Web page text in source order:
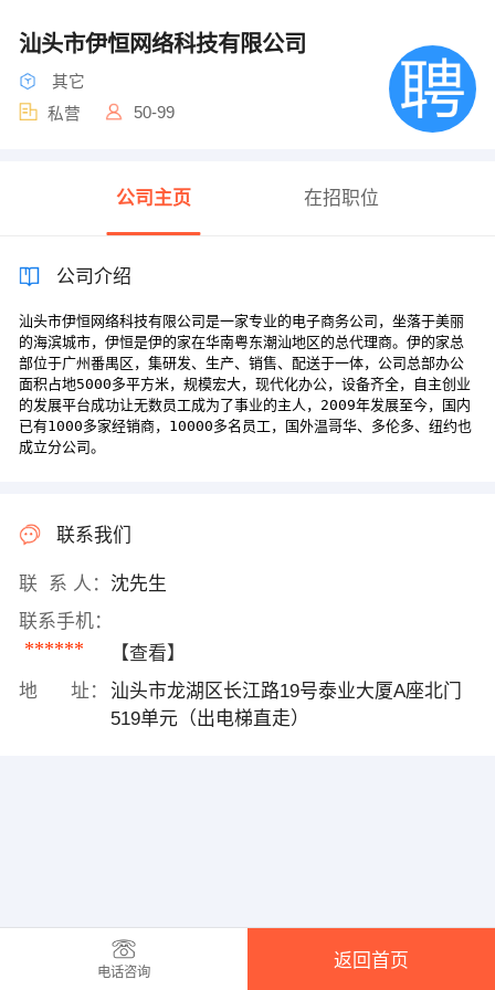
汕头市伊恒网络科技有限公司
其它
私营
50-99
公司主页 在招职位
公司介绍
汕头市伊恒网络科技有限公司是一家专业的电子商务公司，坐落于美丽
的海滨城市，伊恒是伊的家在华南粤东潮汕地区的总代理商。伊的家总
部位于广州番禺区，集研发、生产、销售、配送于一体，公司总部办公
面积占地5000多平方米，规模宏大，现代化办公，设备齐全，自主创业
的发展平台成功让无数员工成为了事业的主人，2009年发展至今，国内
已有1000多家经销商，10000多名员工，国外温哥华、多伦多、纽约也
成立分公司。
联系我们
联 系 人： 沈先生
联系手机：
******
【查看】
地 址：
汕头市龙湖区长江路19号泰业大厦A座北门
519单元（出电梯直走）
电话咨询
返回首页